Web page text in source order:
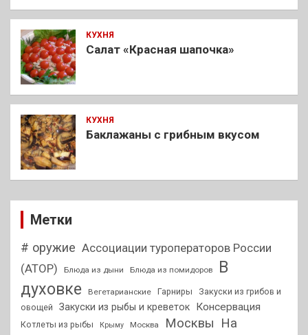
КУХНЯ
Салат «Красная шапочка»
КУХНЯ
Баклажаны с грибным вкусом
Метки
# оружие Ассоциации туроператоров России
(АТОР)
Блюда из дыни Блюда из помидоров
В
духовке
Вегетарианские Гарниры
Закуски из грибов и
овощей
Закуски из рыбы и креветок Консервация
Котлеты из рыбы Крыму Москва Москвы На